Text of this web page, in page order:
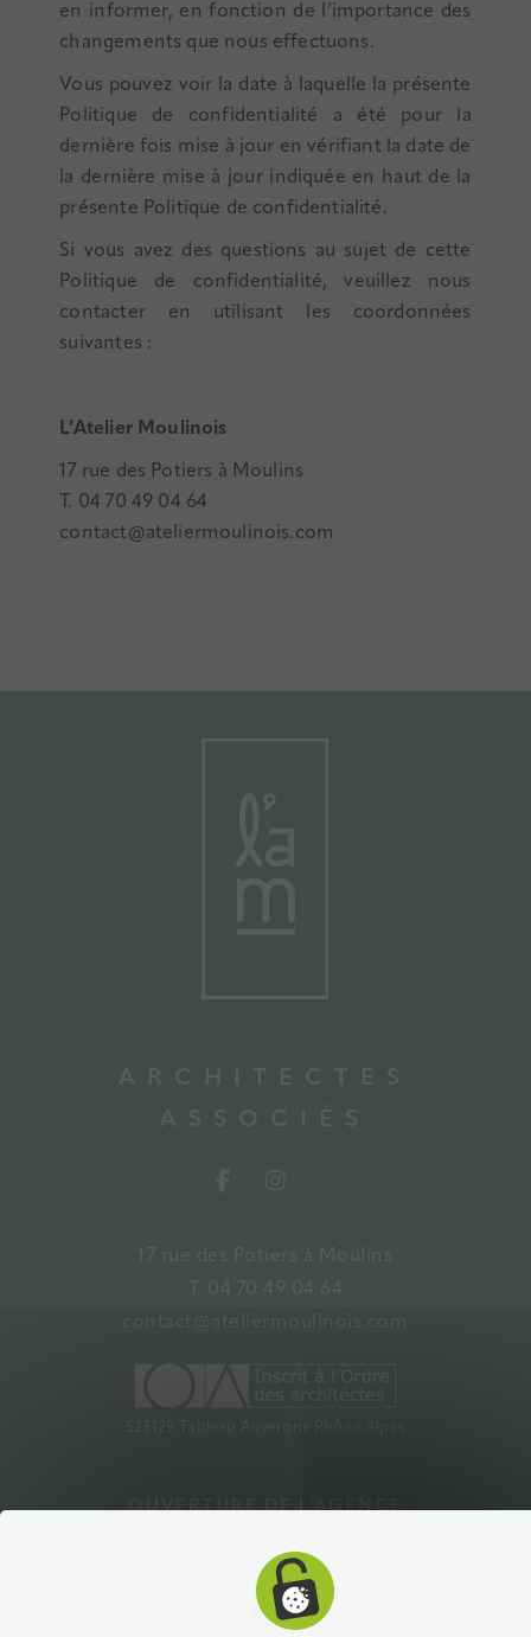
en informer, en fonction de l’importance des
changements que nous effectuons.
Vous pouvez voir la date à laquelle la présente
Politique de confidentialité a été pour la
dernière fois mise à jour en vérifiant la date de
la dernière mise à jour indiquée en haut de la
présente Politique de confidentialité.
Si vous avez des questions au sujet de cette
Politique de confidentialité, veuillez nous
contacter en utilisant les coordonnées
suivantes :
L’Atelier Moulinois
17 rue des Potiers à Moulins
T. 04 70 49 04 64
contact@ateliermoulinois.com
ARCHITECTES
ASSOCIÉS
17 rue des Potiers à Moulins
T. 04 70 49 04 64
OUVERTURE DE L’AGENCE
Sur rendez-vous du lundi au vendredi.
Fermé le mercredi.
Secrétariat : mardi et jeudi de 8h30 à 18h.